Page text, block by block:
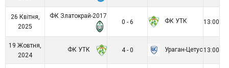
26 Квітня,
2025
ФК Златокрай-2017
0 - 6
ФК УТК 13:00
19 Жовтня,
2024
ФК УТК 4 - 0 Ураган-Цетус13:00